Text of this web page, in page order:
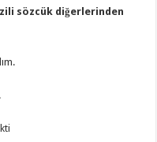
sözcük diğerlerinden